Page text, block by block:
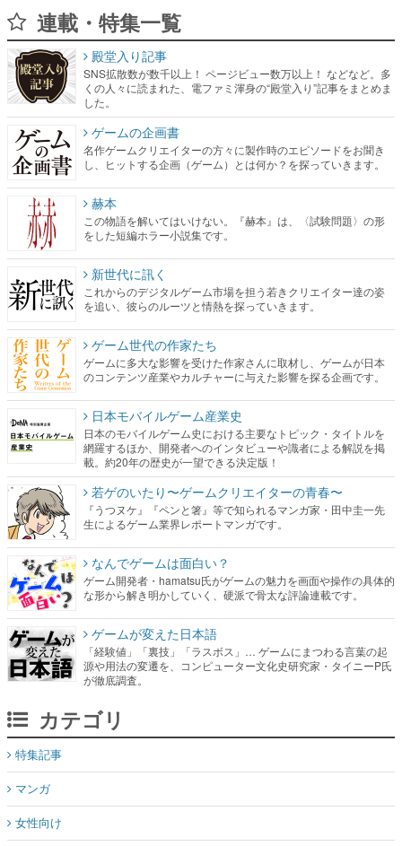
連載・特集一覧
殿堂入り記事
SNS拡散数が数千以上！ ページビュー数万以上！ などなど。多
くの人々に読まれた、電ファミ渾身の“殿堂入り”記事をまとめま
した。
ゲームの企画書
名作ゲームクリエイターの方々に製作時のエピソードをお聞き
し、ヒットする企画（ゲーム）とは何か？を探っていきます。
赫本
この物語を解いてはいけない。『赫本』は、〈試験問題〉の形
をした短編ホラー小説集です。
新世代に訊く
これからのデジタルゲーム市場を担う若きクリエイター達の姿
を追い、彼らのルーツと情熱を探っていきます。
ゲーム世代の作家たち
ゲームに多大な影響を受けた作家さんに取材し、ゲームが日本
のコンテンツ産業やカルチャーに与えた影響を探る企画です。
日本モバイルゲーム産業史
日本のモバイルゲーム史における主要なトピック・タイトルを
網羅するほか、開発者へのインタビューや識者による解説を掲
載。約20年の歴史が一望できる決定版！
若ゲのいたり〜ゲームクリエイターの青春〜
『うつヌケ』『ペンと箸』等で知られるマンガ家・田中圭一先
生によるゲーム業界レポートマンガです。
なんでゲームは面白い？
ゲーム開発者・hamatsu氏がゲームの魅力を画面や操作の具体的
な形から解き明かしていく、硬派で骨太な評論連載です。
ゲームが変えた日本語
「経験値」「裏技」「ラスボス」… ゲームにまつわる言葉の起
源や用法の変遷を、コンピューター文化史研究家・タイニーP氏
が徹底調査。
カテゴリ
特集記事
マンガ
女性向け